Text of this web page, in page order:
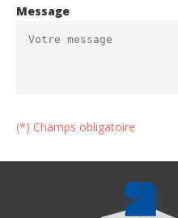
Message
(*) Champs obligatoire